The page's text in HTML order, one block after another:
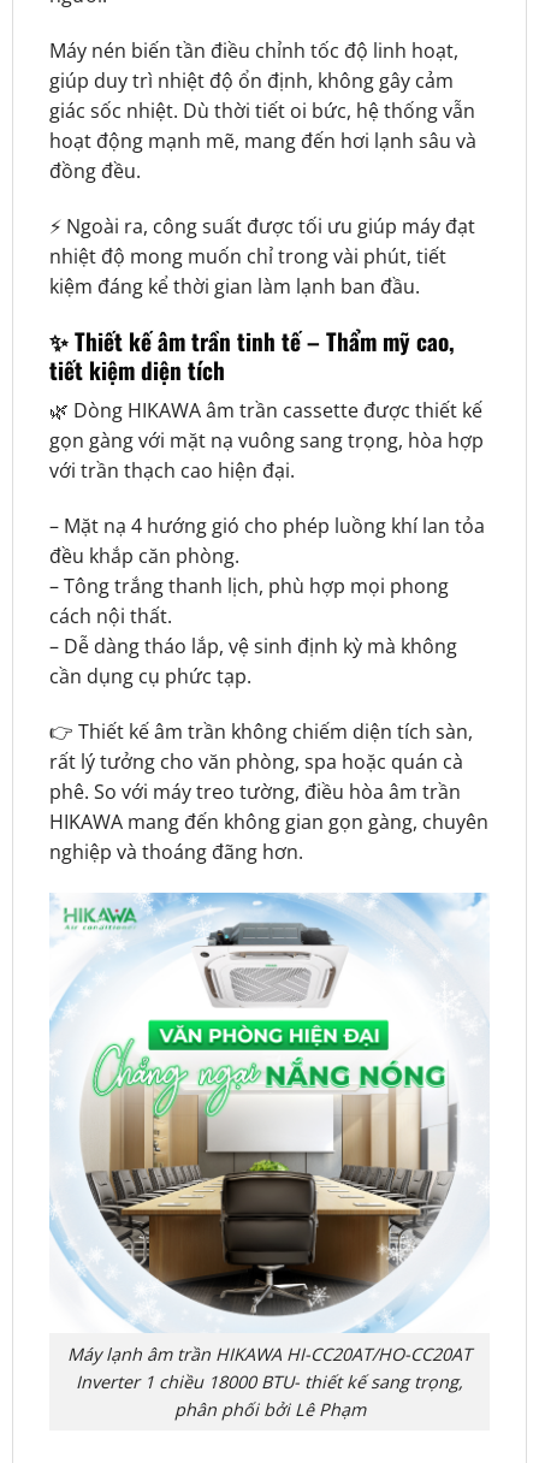
Máy nén biến tần điều chỉnh tốc độ linh hoạt,
giúp duy trì nhiệt độ ổn định, không gây cảm
giác sốc nhiệt. Dù thời tiết oi bức, hệ thống vẫn
hoạt động mạnh mẽ, mang đến hơi lạnh sâu và
đồng đều.
⚡ Ngoài ra, công suất được tối ưu giúp máy đạt
nhiệt độ mong muốn chỉ trong vài phút, tiết
kiệm đáng kể thời gian làm lạnh ban đầu.
✨ Thiết kế âm trần tinh tế – Thẩm mỹ cao,
tiết kiệm diện tích
🌿 Dòng HIKAWA âm trần cassette được thiết kế
gọn gàng với mặt nạ vuông sang trọng, hòa hợp
với trần thạch cao hiện đại.
– Mặt nạ 4 hướng gió cho phép luồng khí lan tỏa
đều khắp căn phòng.
– Tông trắng thanh lịch, phù hợp mọi phong
cách nội thất.
– Dễ dàng tháo lắp, vệ sinh định kỳ mà không
cần dụng cụ phức tạp.
👉 Thiết kế âm trần không chiếm diện tích sàn,
rất lý tưởng cho văn phòng, spa hoặc quán cà
phê. So với máy treo tường, điều hòa âm trần
HIKAWA mang đến không gian gọn gàng, chuyên
nghiệp và thoáng đãng hơn.
Máy lạnh âm trần HIKAWA HI-CC20AT/HO-CC20AT
Inverter 1 chiều 18000 BTU- thiết kế sang trọng,
phân phối bởi Lê Phạm